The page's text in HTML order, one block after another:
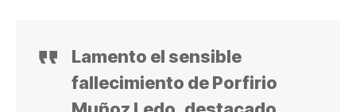
Lamento el sensible
fallecimiento de Porfirio